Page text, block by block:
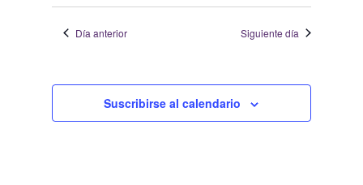
Día anterior Siguiente día
Suscribirse al calendario